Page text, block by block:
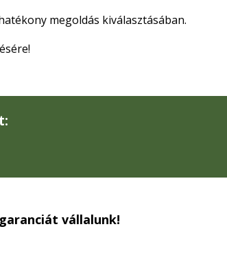
megoldás kiválasztásában.
vállalunk!